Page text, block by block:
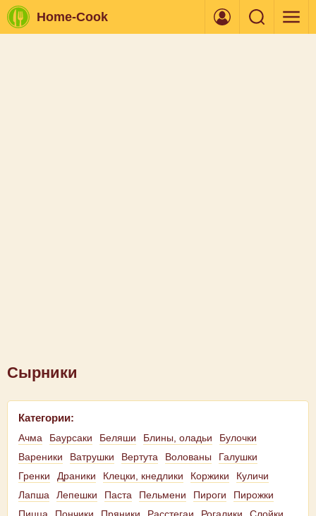
Home-Cook
Сырники
Категории:
Ачма Баурсаки Беляши Блины, оладьи
Булочки
Вареники
Ватрушки Вертута Волованы
Галушки
Гренки
Драники Клецки, кнедлики Коржики
Куличи
Лапша
Лепешки Паста Пельмени Пироги
Пирожки